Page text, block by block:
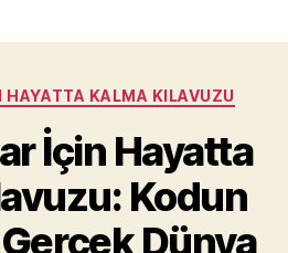
KategorilerKALMA KILAVUZU
İçin Hayatta
Kodun
Gerçek Dünya